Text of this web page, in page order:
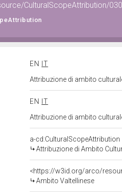
CulturalScopeAttribution/
EN
IT
Attribuzione di ambito
EN
IT
Attribuzione di ambito
a-cd:CulturalScopeAttribution
Attribuzione di Ambito
<https://w3id.org/arco/
Ambito Valtellinese